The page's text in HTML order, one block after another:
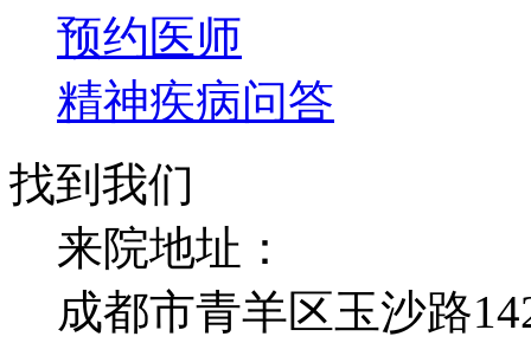
预约医师
精神疾病问答
找到我们
来院地址：
成都市青羊区玉沙路